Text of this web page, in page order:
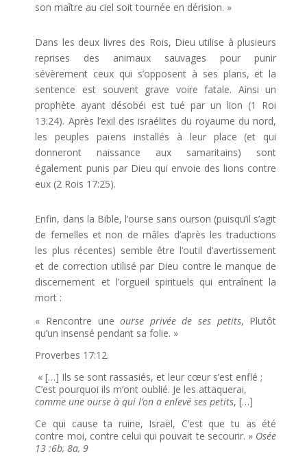
son maître au ciel soit tournée en dérision. »
Dans les deux livres des Rois, Dieu utilise à plusieurs
reprises des animaux sauvages pour punir
sévèrement ceux qui s’opposent à ses plans, et la
sentence est souvent grave voire fatale. Ainsi un
prophète ayant désobéi est tué par un lion (1 Roi
13:24). Après l’exil des israélites du royaume du nord,
les peuples païens installés à leur place (et qui
donneront naissance aux samaritains) sont
également punis par Dieu qui envoie des lions contre
eux (2 Rois 17:25).
Enfin, dans la Bible, l’ourse sans ourson (puisqu’il s’agit
de femelles et non de mâles d’après les traductions
les plus récentes) semble être l’outil d’avertissement
et de correction utilisé par Dieu contre le manque de
discernement et l’orgueil spirituels qui entraînent la
mort :
« Rencontre uneourse privée de ses petits, Plutôt
qu’un insensé pendant sa folie. »
Proverbes 17:12.
« […] Ils se sont rassasiés, et leur cœur s’est enflé ;
C’est pourquoi ils m’ont oublié. Je les attaquerai,
comme une ourse à qui l’on a enlevé ses petits, […]
Ce qui cause ta ruine, Israël, C’est que tu as été
contre moi, contre celui qui pouvait te secourir. » Osée
13 :6b, 8a, 9